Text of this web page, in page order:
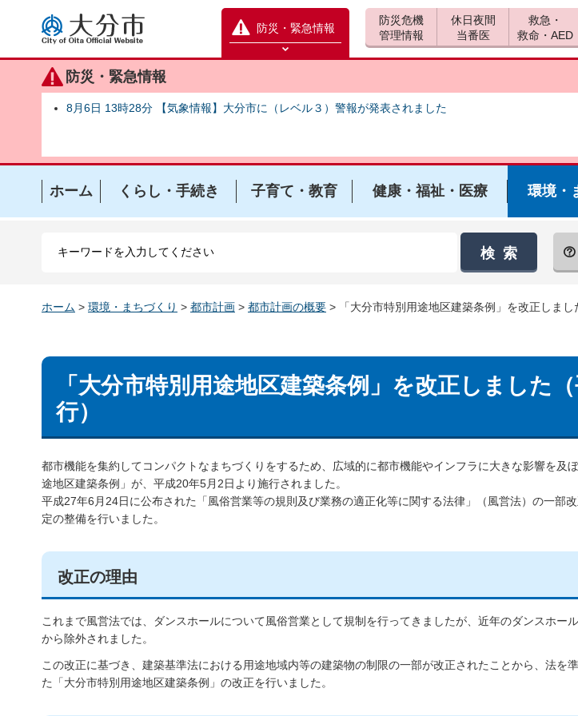
大分市
防災・緊急情報
防災緊急情報を開く
防災・緊急情報
8月6日 13時28分 【気象情報】大分市に（レベル３）警報が発表されました
防災危機
管理情報
休日夜間
当番医
救急・
救命・AED
ホーム くらし・手続き 子育て・教育 健康・福祉・医療 環境・
ホーム > 環境・まちづくり > 都市計画 > 都市計画の概要 > 「大分市特別用途地区建築条例」を改正しまし
「大分市特別用途地区建築条例」を改正しました
行）
都市機能を集約してコンパクトなまちづくりをするため、広域的に都市機能やインフラに大きな影響を及
途地区建築条例」が、平成20年5月2日より施行されました。
平成27年6月24日に公布された「風俗営業等の規則及び業務の適正化等に関する法律」（風営法）の一部
定の整備を行いました。
改正の理由
これまで風営法では、ダンスホールについて風俗営業として規制を行ってきましたが、近年のダンスホー
から除外されました。
この改正に基づき、建築基準法における用途地域内等の建築物の制限の一部が改正されたことから、法を
た「大分市特別用途地区建築条例」の改正を行いました。